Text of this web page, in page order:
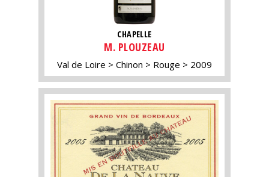
CHAPELLE
M. PLOUZEAU
Val de Loire Chinon Rouge 2009